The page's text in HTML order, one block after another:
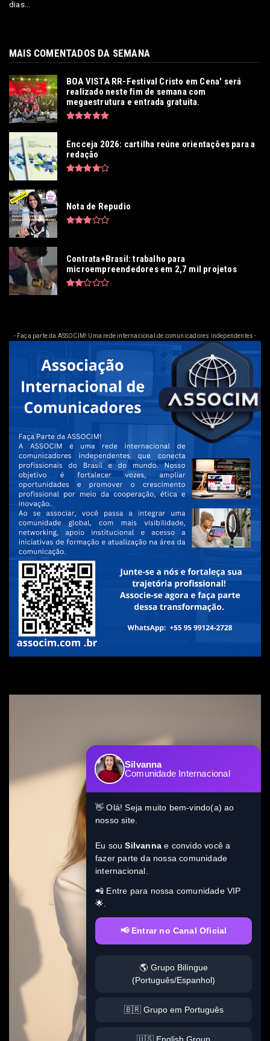
Silvanna
Comunidade Internacional
👋 Olá! Seja muito bem-vindo(a) ao
nosso site.
Eu souSilvanna e convido você a
fazer parte da nossa comunidade
internacional.
📲 Entre para nossa comunidade VIP
🌟.
📢 Entrar no Canal Oficial
🌎 Grupo Bilíngue
(Português/Espanhol)
🇧🇷 Grupo em Português
dias...
MAIS COMENTADOS DA SEMANA
BOA VISTA RR-Festival Cristo em Cena' será
realizado neste fim de semana com
megaestrutura e entrada gratuita.
Encceja 2026: cartilha reúne orientações para a
redação
Nota de Repudio
Contrata+Brasil: trabalho para
microempreendedores em 2,7 mil projetos
- Faça parte da ASSOCIM! Uma rede internacional de comunicadores independentes -